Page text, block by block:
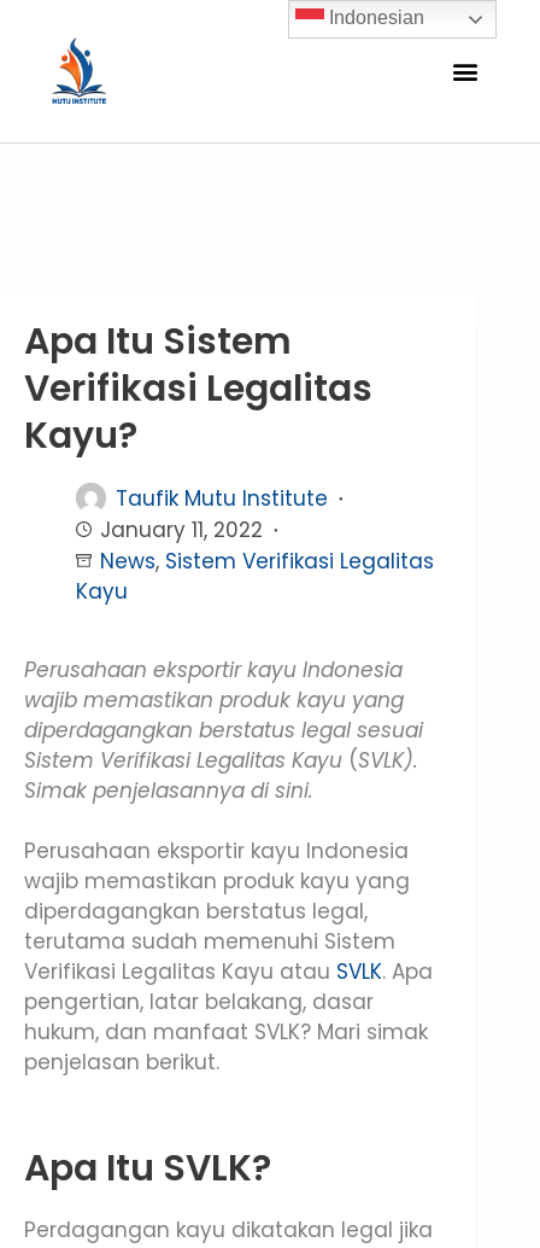
Apa Itu Sistem
Verifikasi Legalitas
Kayu?
Taufik Mutu Institute
January 11, 2022
News, Sistem Verifikasi Legalitas
Kayu
Perusahaan eksportir kayu Indonesia
wajib memastikan produk kayu yang
diperdagangkan berstatus legal sesuai
Sistem Verifikasi Legalitas Kayu (SVLK).
Simak penjelasannya di sini.
Perusahaan eksportir kayu Indonesia
wajib memastikan produk kayu yang
diperdagangkan berstatus legal,
terutama sudah memenuhi Sistem
Verifikasi Legalitas Kayu atau SVLK. Apa
pengertian, latar belakang, dasar
hukum, dan manfaat SVLK? Mari simak
penjelasan berikut.
Apa Itu SVLK?
Perdagangan kayu dikatakan legal jika
Indonesian